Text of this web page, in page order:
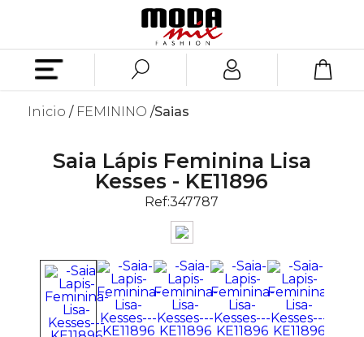
Inicio FEMININO Saias
Saia Lápis Feminina Lisa
Kesses - KE11896
Ref:347787